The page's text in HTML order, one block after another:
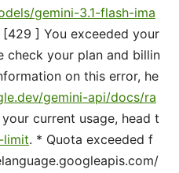
gemini-3.1-flash-ima
[429 ] You exceeded your
check your plan and billin
on this error, he
gemini-api/docs/ra
current usage, head t
limit. * Quota exceeded f